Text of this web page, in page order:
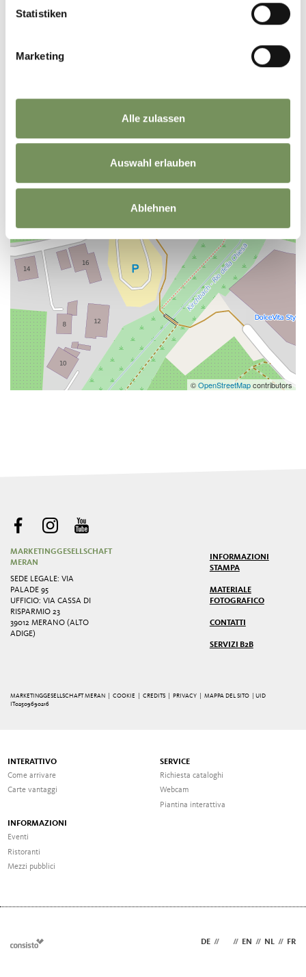
Statistiken
Marketing
Alle zulassen
Auswahl erlauben
Ablehnen
+
©OpenStreetMapcontributors
MARKETINGGESELLSCHAFT
MERAN
SEDE LEGALE: VIA
PALADE 95
UFFICIO: VIA CASSA DI
RISPARMIO 23
39012 MERANO (ALTO
ADIGE)
INFORMAZIONI
STAMPA
MATERIALE
FOTOGRAFICO
CONTATTI
SERVIZI B2B
MARKETINGGESELLSCHAFT MERAN | COOKIE |CREDITS PRIVACY |MAPPA DEL SITO
| UID
IT02509690216
INTERATTIVO
Come arrivare
Carte vantaggi
SERVICE
Richiesta cataloghi
Webcam
Piantina interattiva
INFORMAZIONI
Eventi
Ristoranti
Mezzi pubblici
DE // // EN // NL // FR